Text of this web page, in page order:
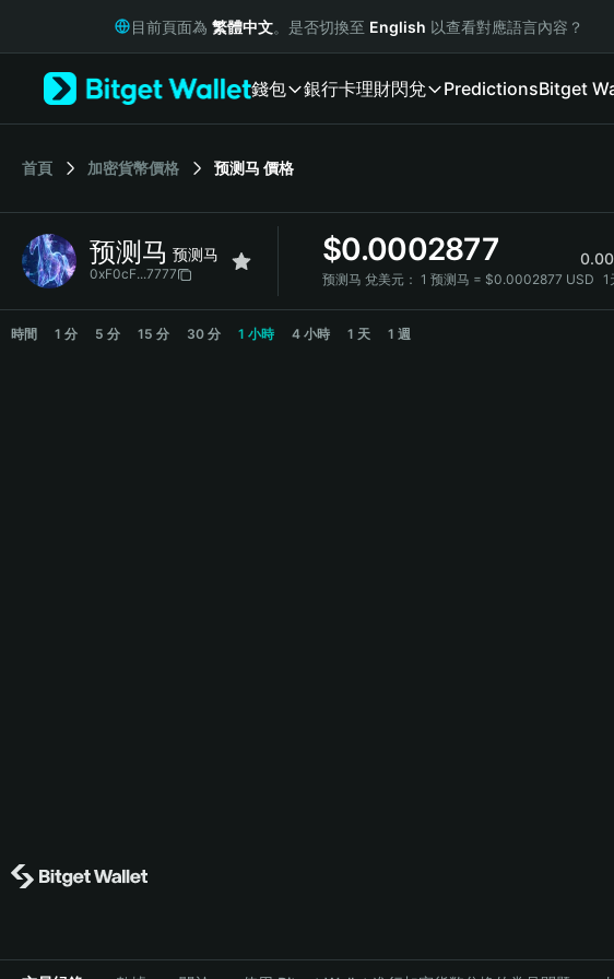
Русский
Italiano
简体中文
繁體中文
Bahasa Indonesia
目前頁面為 繁體中文。是否切換至 English 以查看對應語言內容？
錢包 銀行卡理財閃兌 PredictionsBitget
首頁 加密貨幣價格 预测马 價格
预测马 预测马
0xF0cF...7777
$0.0002877
预测马 兌美元： 1 预测马 = $0.0002877 USD 1
预测马 Price Chart
時間 1 分 5 分 15 分 30 分 1 小時 4 小時 1 天 1 週